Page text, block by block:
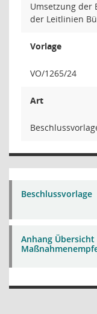
Umsetzung der
der Leitlinien
Vorlage
VO/1265/24
Art
Beschlussvorlage
Anhang Übersicht